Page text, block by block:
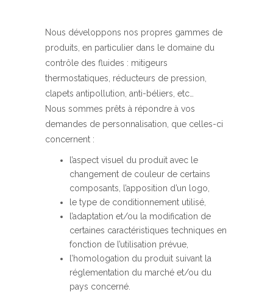
Nous développons nos propres gammes de
produits, en particulier dans le domaine du
contrôle des fluides : mitigeurs
thermostatiques, réducteurs de pression,
clapets antipollution, anti-béliers, etc…
Nous sommes prêts à répondre à vos
demandes de personnalisation, que celles-ci
concernent :
l’aspect visuel du produit avec le
changement de couleur de certains
composants, l’apposition d’un logo,
le type de conditionnement utilisé,
l’adaptation et/ou la modification de
certaines caractéristiques techniques en
fonction de l’utilisation prévue,
l’homologation du produit suivant la
réglementation du marché et/ou du
pays concerné.